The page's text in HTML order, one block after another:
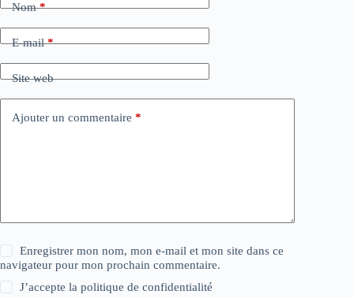
Nom*
E-mail*
Site web
Ajouter un commentaire *
Enregistrer mon nom, mon e-mail et mon site dans ce
navigateur pour mon prochain commentaire.
J’accepte lapolitique de confidentialité